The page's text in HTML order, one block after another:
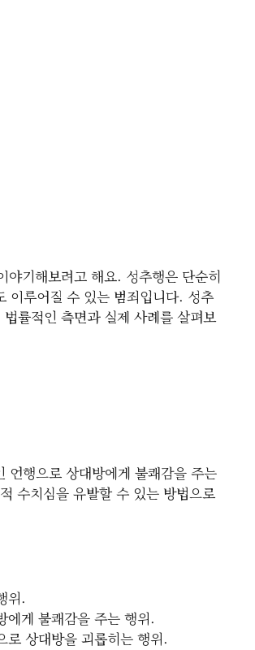
야기해보려고 해요. 성추행은 단순히
이루어질 수 있는 범죄입니다. 성추
률적인 측면과 실제 사례를 살펴보
언행으로 상대방에게 불쾌감을 주는
수치심을 유발할 수 있는 방법으로
위.
에게 불쾌감을 주는 행위.
로 상대방을 괴롭히는 행위.